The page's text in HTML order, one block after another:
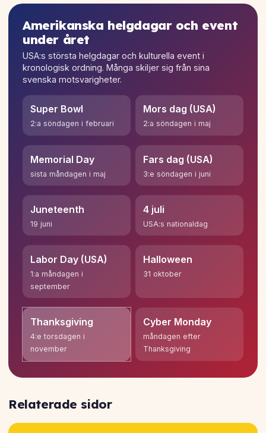
Amerikanska helgdagar och event
under året
USA:s största helgdagar och kulturella event i
kronologisk ordning. Många skiljer sig från sina
svenska motsvarigheter.
Super Bowl
2:a söndagen i februari
Mors dag (USA)
2:a söndagen i maj
Memorial Day
sista måndagen i maj
Fars dag (USA)
3:e söndagen i juni
Juneteenth
19 juni
4 juli
USA:s nationaldag
Labor Day (USA)
1:a måndagen i
september
Halloween
31 oktober
Thanksgiving
4:e torsdagen i
november
Cyber Monday
måndagen efter
Thanksgiving
Relaterade sidor